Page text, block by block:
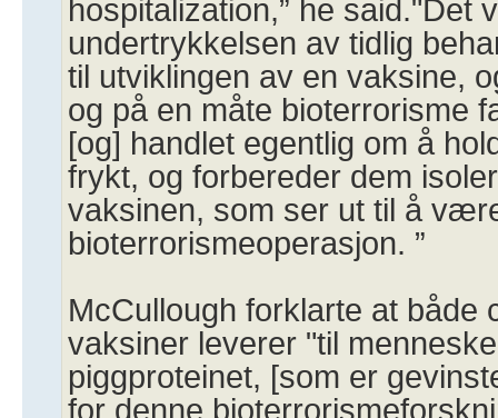
hospitalization,” he said."Det
undertrykkelsen av tidlig
til utviklingen av en vaksine,
og på en måte bioterrorisme
[og] handlet egentlig om å
frykt, og forbereder dem
vaksinen, som ser ut til å
bioterrorismeoperasjon. ”
McCullough forklarte at både
vaksiner leverer "til
piggproteinet, [som er
for denne